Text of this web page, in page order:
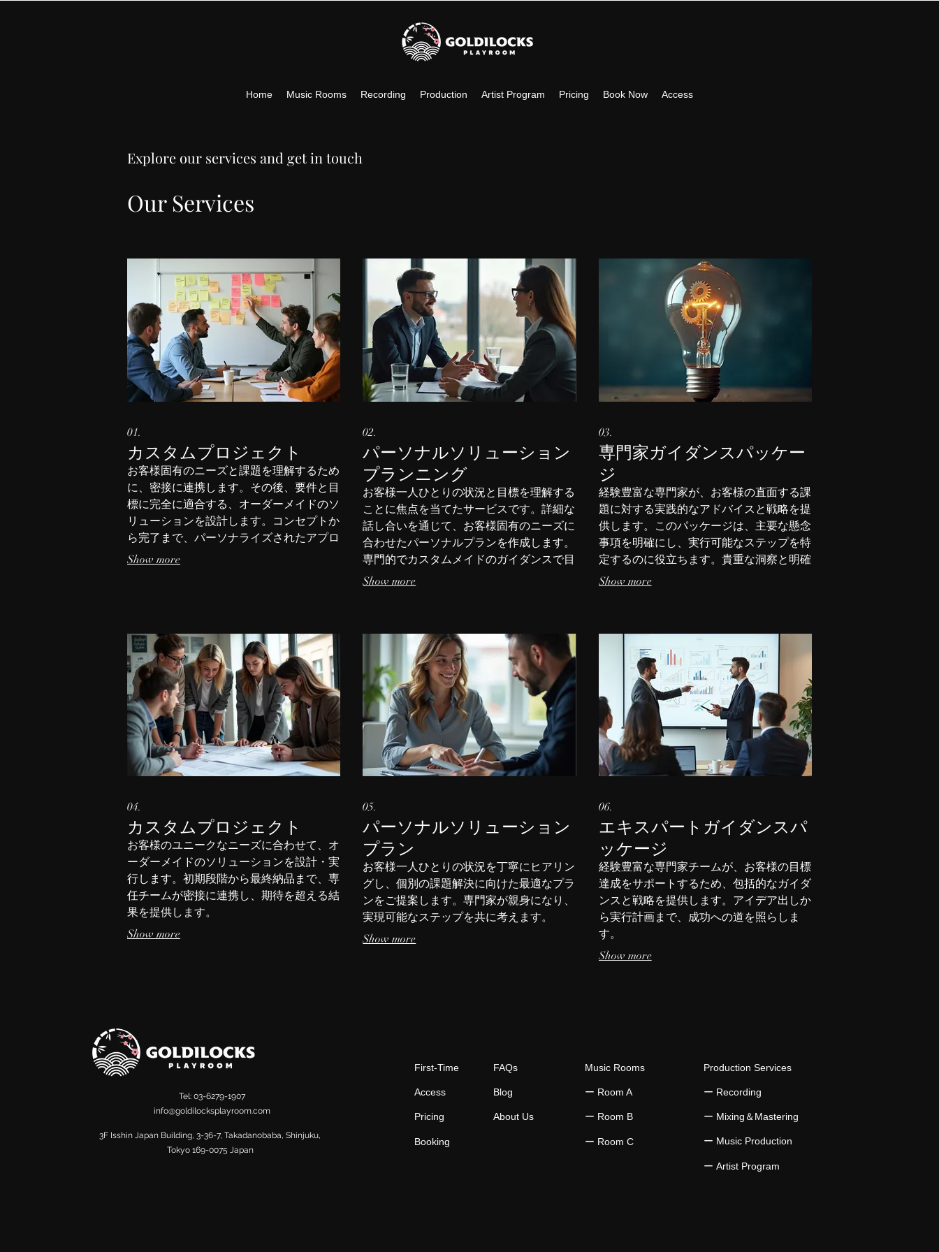
Home Music Rooms Recording Production Artist Program Pricing Book Now Access
Explore our services and get in touch
Our Services
01.
カスタムプロジェクト
お客様固有のニーズと課題を理解するため
に、密接に連携します。その後、要件と目
標に完全に適合する、オーダーメイドのソ
リューションを設計します。コンセプトか
ら完了まで、パーソナライズされたアプロ
ーチを期待してください。
Show more
02.
パーソナルソリューション
プランニング
お客様一人ひとりの状況と目標を理解する
ことに焦点を当てたサービスです。詳細な
話し合いを通じて、お客様固有のニーズに
合わせたパーソナルプランを作成します。
専門的でカスタムメイドのガイダンスで目
標を達成しましょう。
Show more
03.
専門家ガイダンスパッケー
ジ
経験豊富な専門家が、お客様の直面する課
題に対する実践的なアドバイスと戦略を提
供します。このパッケージは、主要な懸念
事項を明確にし、実行可能なステップを特
定するのに役立ちます。貴重な洞察と明確
な方向性を得てください。
Show more
04.
カスタムプロジェクト
お客様のユニークなニーズに合わせて、オ
ーダーメイドのソリューションを設計・実
行します。初期段階から最終納品まで、専
任チームが密接に連携し、期待を超える結
果を提供します。
Show more
05.
パーソナルソリューション
プラン
お客様一人ひとりの状況を丁寧にヒアリン
グし、個別の課題解決に向けた最適なプラ
ンをご提案します。専門家が親身になり、
実現可能なステップを共に考えます。
Show more
06.
エキスパートガイダンスパ
ッケージ
経験豊富な専門家チームが、お客様の目標
達成をサポートするため、包括的なガイダ
ンスと戦略を提供します。アイデア出しか
ら実行計画まで、成功への道を照らしま
す。
Show more
Tel: 03-6279-1907
info@goldilocksplayroom.com
​3F Isshin Japan Building, 3-36-7, Takadanobaba, Shinjuku,
Tokyo 169-0075 Japan
First-Time
Access
Pricing
Booking
FAQs
Blog
About Us
Music Rooms
​ー Room A
​ー Room B
​ー Room C
Production Services
​ー Recording
​ー Mixing＆Mastering
ー Music Production
​ー Artist Program